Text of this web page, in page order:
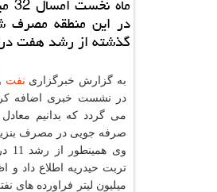
در این منطقه
گذشته از رشد هفت
به گزارش خبرگزاری نفت
در نشست خبری اضافه
صرفه جویی در مصرف
میلیون لیتر فراورده